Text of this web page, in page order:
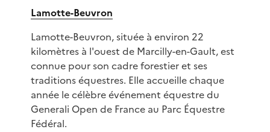
Lamotte-Beuvron
Lamotte-Beuvron, située à environ 22
kilomètres à l'ouest de Marcilly-en-Gault, est
connue pour son cadre forestier et ses
traditions équestres. Elle accueille chaque
année le célèbre événement équestre du
Generali Open de France au Parc Équestre
Fédéral.